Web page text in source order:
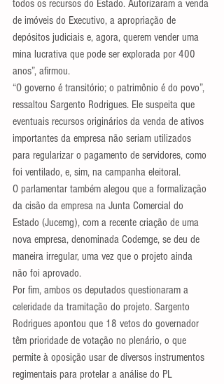
todos os recursos do Estado. Autorizaram a venda
de imóveis do Executivo, a apropriação de
depósitos judiciais e, agora, querem vender uma
mina lucrativa que pode ser explorada por 400
anos”, afirmou.
“O governo é transitório; o patrimônio é do povo”,
ressaltou Sargento Rodrigues. Ele suspeita que
eventuais recursos originários da venda de ativos
importantes da empresa não seriam utilizados
para regularizar o pagamento de servidores, como
foi ventilado, e, sim, na campanha eleitoral.
O parlamentar também alegou que a formalização
da cisão da empresa na Junta Comercial do
Estado (Jucemg), com a recente criação de uma
nova empresa, denominada Codemge, se deu de
maneira irregular, uma vez que o projeto ainda
não foi aprovado.
Por fim, ambos os deputados questionaram a
celeridade da tramitação do projeto. Sargento
Rodrigues apontou que 18 vetos do governador
têm prioridade de votação no plenário, o que
permite à oposição usar de diversos instrumentos
regimentais para protelar a análise do PL